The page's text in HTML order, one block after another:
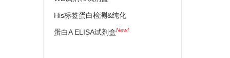
His标签蛋白检测&纯化
蛋白A ELISA试剂盒New!